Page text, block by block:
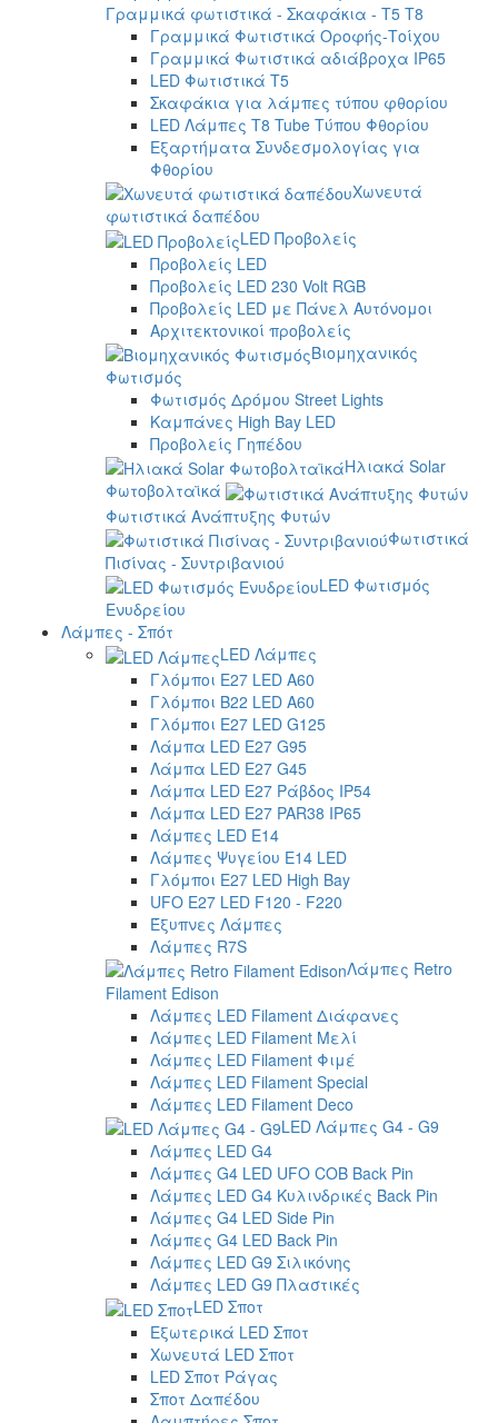
Γραμμικά φωτιστικά - Σκαφάκια - Τ5 T8
Γραμμικά Φωτιστικά Οροφής-Τοίχου
Γραμμικά Φωτιστικά αδιάβροχα IP65
LED Φωτιστικά T5
Σκαφάκια για λάμπες τύπου φθορίου
LED Λάμπες T8 Tube Τύπου Φθορίου
Εξαρτήματα Συνδεσμολογίας για
Φθορίου
Χωνευτά
φωτιστικά δαπέδου
LED Προβολείς
Προβολείς LED
Προβολείς LED 230 Volt RGB
Προβολείς LED με Πάνελ Αυτόνομοι
Αρχιτεκτονικοί προβολείς
Βιομηχανικός
Φωτισμός
Φωτισμός Δρόμου Street Lights
Καμπάνες High Bay LED
Προβολείς Γηπέδου
Ηλιακά Solar
Φωτοβολταϊκά
Φωτιστικά Ανάπτυξης Φυτών
Φωτιστικά
Πισίνας - Συντριβανιού
LED Φωτισμός
Ενυδρείου
Λάμπες - Σπότ
LED Λάμπες
Γλόμποι E27 LED A60
Γλόμποι B22 LED A60
Γλόμποι E27 LED G125
Λάμπα LED E27 G95
Λάμπα LED E27 G45
Λάμπα LED E27 Ράβδος IP54
Λάμπα LED E27 PAR38 IP65
Λάμπες LED E14
Λάμπες Ψυγείου E14 LED
Γλόμποι E27 LED High Bay
UFO E27 LED F120 - F220
Έξυπνες Λάμπες
Λάμπες R7S
Λάμπες Retro
Filament Edison
Λάμπες LED Filament Διάφανες
Λάμπες LED Filament Μελί
Λάμπες LED Filament Φιμέ
Λάμπες LED Filament Special
Λάμπες LED Filament Deco
LED Λάμπες G4 - G9
Λάμπες LED G4
Λάμπες G4 LED UFO COB Back Pin
Λάμπες LED G4 Κυλινδρικές Back Pin
Λάμπες G4 LED Side Pin
Λάμπες G4 LED Back Pin
Λάμπες LED G9 Σιλικόνης
Λάμπες LED G9 Πλαστικές
LED Σποτ
Εξωτερικά LED Σποτ
Χωνευτά LED Σποτ
LED Σποτ Ράγας
Σποτ Δαπέδου